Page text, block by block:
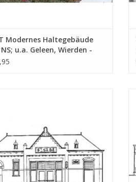
Modernes Haltegebäude
u.a. Geleen, Wierden -
Maßstab 1 : 87